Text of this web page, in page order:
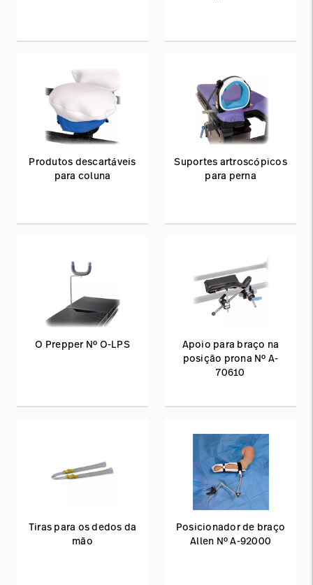
Produtos descartáveis
para coluna
Suportes artroscópicos
para perna
O Prepper Nº O-LPS
Apoio para braço na
posição prona Nº A-
70610
Tiras para os dedos da
mão
Posicionador de braço
Allen Nº A-92000